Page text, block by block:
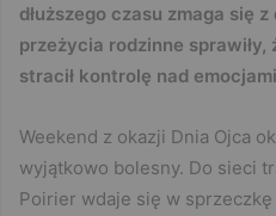
dłuższego czasu zmaga się
przeżycia rodzinne
stracił kontrolę nad
Weekend z okazji Dnia Ojca
wyjątkowo bolesny. Do sieci
Poirier wdaje się w